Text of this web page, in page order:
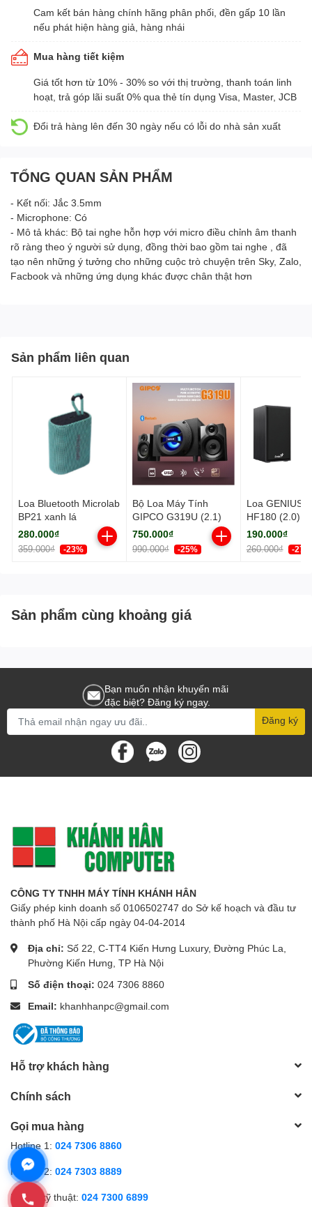
Cam kết bán hàng chính hãng phân phối, đền gấp 10 lần
nếu phát hiện hàng giả, hàng nhái
Mua hàng tiết kiệm
Giá tốt hơn từ 10% - 30% so với thị trường, thanh toán linh
hoạt, trả góp lãi suất 0% qua thẻ tín dụng Visa, Master, JCB
Đổi trả hàng lên đến 30 ngày nếu có lỗi do nhà sản xuất
TỔNG QUAN SẢN PHẨM
- Kết nối: Jắc 3.5mm
- Microphone: Có
- Mô tả khác: Bộ tai nghe hỗn hợp với micro điều chỉnh âm thanh
rõ ràng theo ý người sử dụng, đồng thời bao gồm tai nghe , đã
tạo nên những ý tưởng cho những cuộc trò chuyện trên Sky, Zalo,
Facbook và những ứng dụng khác được chân thật hơn
Sản phẩm liên quan
Loa Bluetooth Microlab
BP21 xanh lá
280.000₫
359.000₫ -23%
Bộ Loa Máy Tính
GIPCO G319U (2.1)
750.000₫
990.000₫ -25%
Loa GENIUS
HF180 (2.0)
190.000₫
260.000₫ -27%
Sản phẩm cùng khoảng giá
Bạn muốn nhận khuyến mãi
đặc biệt? Đăng ký ngay.
Đăng ký
CÔNG TY TNHH MÁY TÍNH KHÁNH HÂN
Giấy phép kinh doanh số 0106502747 do Sở kế hoạch và đầu tư
thành phố Hà Nội cấp ngày 04-04-2014
Địa chỉ: Số 22, C-TT4 Kiến Hưng Luxury, Đường Phúc La,
Phường Kiến Hưng, TP Hà Nội
Số điện thoại: 024 7306 8860
Email: khanhhanpc@gmail.com
Hỗ trợ khách hàng
Chính sách
Gọi mua hàng
Hotline 1: 024 7306 8860
Hotline 2: 024 7303 8889
Hỗ trợ kỹ thuật: 024 7300 6899